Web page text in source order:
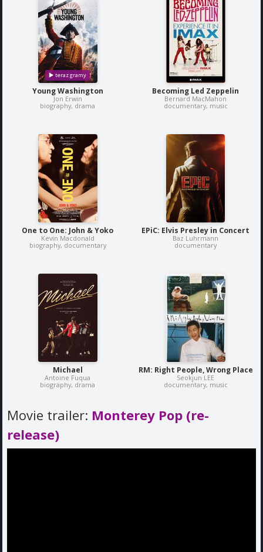
Young Washington
Jon Erwin
biography, drama
Becoming Led Zeppelin
Bernard MacMahon
documentary, music
One to One: John & Yoko
Kevin Macdonald
biography, documentary
EPiC: Elvis Presley in Concert
Baz Luhrmann
documentary
Michael
Antoine Fuqua
biography, drama
RM: Right People, Wrong Place
Seokjun LEE
documentary, music
Movie trailer: Monterey Pop (re-
release)